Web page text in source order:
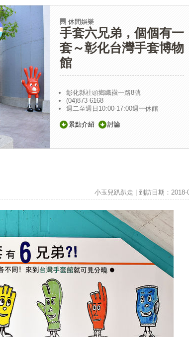
休閒娛樂
手套六兄弟，個個有一
套～彰化台灣手套博物
館
彰化縣社頭鄉織襪一路8號
(04)873-6168
週二至週日10:00-17:00週一休館
景點介紹 討論
小玉兒趴趴走 | 到訪日期：2018-